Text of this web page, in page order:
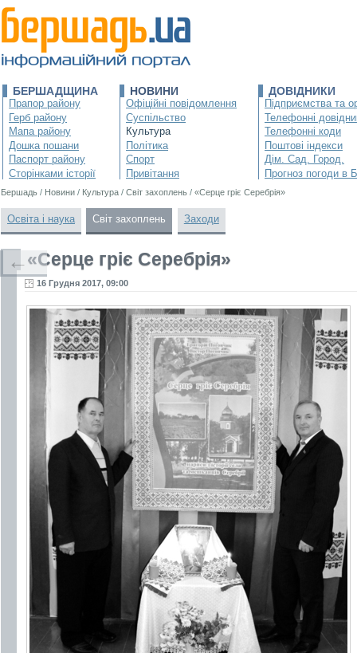
БЕРШАДЩИНА
Прапор району
Герб району
Мапа району
Дошка пошани
Паспорт району
Сторінками історії
НОВИНИ
Офіційні повідомлення
Суспільство
Культура
Політика
Спорт
Привітання
ДОВІДНИКИ
Підприємства та
Телефонні
Телефонні коди
Поштові індекси
Дім. Сад. Город.
Прогноз погоди в
Бершадь / Новини / Культура / Світ захоплень / «Серце гріє Серебрія»
Освіта і наука Світ захоплень Заходи
«Серце гріє Серебрія»
16 Грудня 2017, 09:00
←